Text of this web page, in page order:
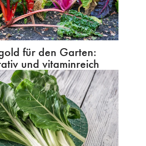
für den Garten:
und vitaminreich